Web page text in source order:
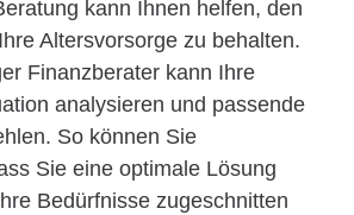
kann Ihnen helfen, den
Altersvorsorge zu behalten.
Finanzberater kann Ihre
analysieren und passende
So können Sie
Sie eine optimale Lösung
Bedürfnisse zugeschnitten